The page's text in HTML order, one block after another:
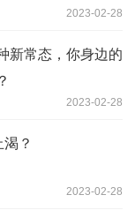
2023-02-28
新常态，你身边的
2023-02-28
？
2023-02-28